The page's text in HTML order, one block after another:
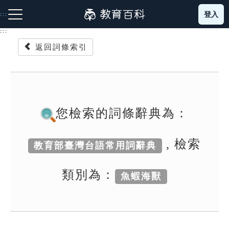
到
主
:::
成語故事
登入
:::
返回詞條索引
您檢索的詞條辭典為：
教育部臺灣台語常用詞辭典 , 檢索
類別為： 魚蝦海獸